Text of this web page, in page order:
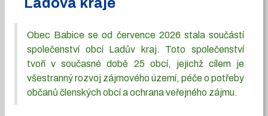
Obec Babice se od července 2026 stala součástí
společenství obcí Ladův kraj. Toto společenství
tvoří v současné době 25 obcí, jejichž cílem je
všestranný rozvoj zájmového území, péče o potřeby
občanů členských obcí a ochrana veřejného zájmu.